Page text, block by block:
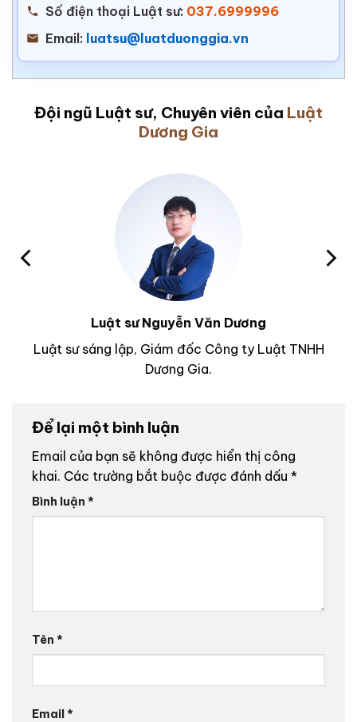
Số điện thoại Luật sư: 037.6999996
Email: luatsu@luatduonggia.vn
Đội ngũ Luật sư, Chuyên viên của Luật
Dương Gia
Luật sư Nguyễn Văn Dương
Luật sư sáng lập, Giám đốc Công ty Luật TNHH
Dương Gia.
Để lại một bình luận
Email của bạn sẽ không được hiển thị công
khai. Các trường bắt buộc được đánh dấu *
Bình luận *
Tên *
Email*